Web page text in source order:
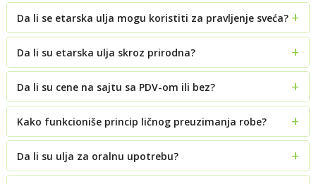
Da li se etarska ulja mogu koristiti za pravljenje sveća?
Da li su etarska ulja skroz prirodna?
Da li su cene na sajtu sa PDV-om ili bez?
Kako funkcioniše princip ličnog preuzimanja robe?
Da li su ulja za oralnu upotrebu?